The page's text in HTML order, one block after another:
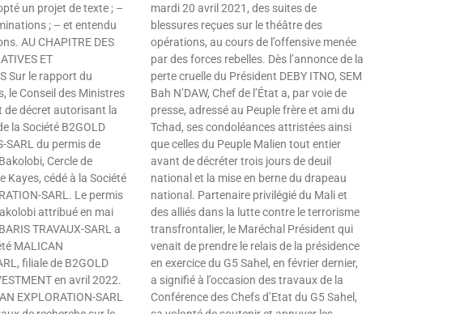
un projet de texte ; –
; – et entendu
AU CHAPITRE DES
ET
Sur le rapport du
le Conseil des Ministres
de décret autorisant la
la Société B2GOLD
SARL du permis de
Cercle de
Kayes, cédé à la Société
SARL. Le permis
attribué en mai
TRAVAUX-SARL a
MALICAN
filiale de B2GOLD
en avril 2022.
EXPLORATION-SARL
mardi 20 avril 2021, des suites de
blessures reçues sur le théâtre des
opérations, au cours de l’offensive menée
par des forces rebelles. Dès l’annonce de la
perte cruelle du Président DEBY ITNO, SEM
Bah N’DAW, Chef de l’État a, par voie de
presse, adressé au Peuple frère et ami du
Tchad, ses condoléances attristées ainsi
que celles du Peuple Malien tout entier
avant de décréter trois jours de deuil
national et la mise en berne du drapeau
national. Partenaire privilégié du Mali et
des alliés dans la lutte contre le terrorisme
transfrontalier, le Maréchal Président qui
venait de prendre le relais de la présidence
en exercice du G5 Sahel, en février dernier,
a signifié à l’occasion des travaux de la
Conférence des Chefs d’Etat du G5 Sahel,